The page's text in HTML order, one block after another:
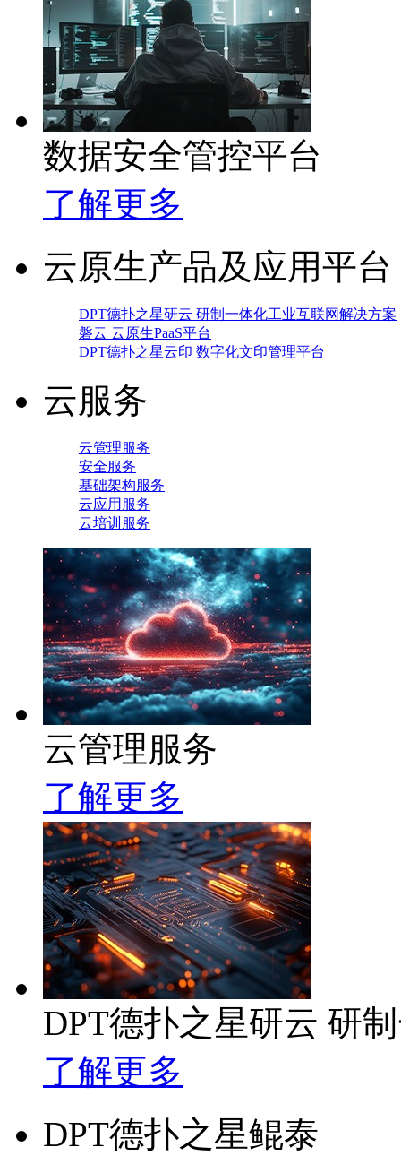
数据安全管控平台
了解更多
云原生产品及应用平台
DPT德扑之星研云 研制一体化工业互联网解决方案
磐云 云原生PaaS平台
DPT德扑之星云印 数字化文印管理平台
云服务
云管理服务
安全服务
基础架构服务
云应用服务
云培训服务
云管理服务
了解更多
DPT德扑之星研云 研
了解更多
DPT德扑之星鲲泰